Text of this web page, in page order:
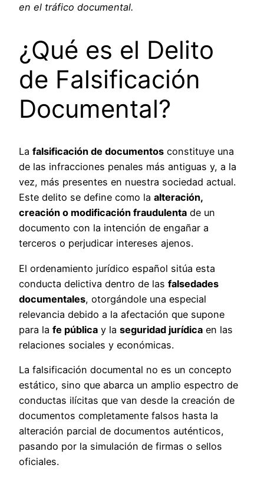
en el tráfico documental.
¿Qué es el Delito
de Falsificación
Documental?
La falsificación de documentos constituye una
de las infracciones penales más antiguas y, a la
vez, más presentes en nuestra sociedad actual.
Este delito se define como la alteración,
creación o modificación fraudulenta de un
documento con la intención de engañar a
terceros o perjudicar intereses ajenos.
El ordenamiento jurídico español sitúa esta
conducta delictiva dentro de las falsedades
documentales, otorgándole una especial
relevancia debido a la afectación que supone
para la fe pública y la seguridad jurídica en las
relaciones sociales y económicas.
La falsificación documental no es un concepto
estático, sino que abarca un amplio espectro de
conductas ilícitas que van desde la creación de
documentos completamente falsos hasta la
alteración parcial de documentos auténticos,
pasando por la simulación de firmas o sellos
oficiales.